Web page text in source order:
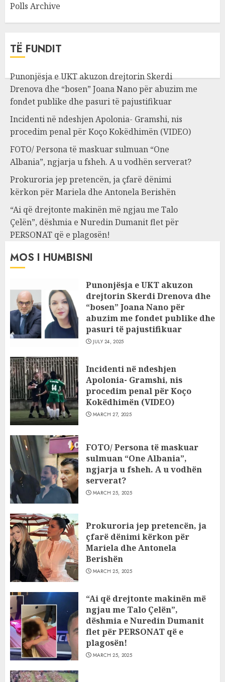
Polls Archive
TË FUNDIT
Punonjësja e UKT akuzon drejtorin Skerdi
Drenova dhe “bosen” Joana Nano për abuzim me
fondet publike dhe pasuri të pajustifikuar
Incidenti në ndeshjen Apolonia- Gramshi, nis
procedim penal për Koço Kokëdhimën (VIDEO)
FOTO/ Persona të maskuar sulmuan “One
Albania”, ngjarja u fsheh. A u vodhën serverat?
Prokuroria jep pretencën, ja çfarë dënimi
kërkon për Mariela dhe Antonela Berishën
“Ai që drejtonte makinën më ngjau me Talo
Çelën”, dëshmia e Nuredin Dumanit flet për
PERSONAT që e plagosën!
MOS I HUMBISNI
Punonjësja e UKT akuzon
drejtorin Skerdi Drenova dhe
“bosen” Joana Nano për
abuzim me fondet publike dhe
pasuri të pajustifikuar
JULY 24, 2025
Incidenti në ndeshjen
Apolonia- Gramshi, nis
procedim penal për Koço
Kokëdhimën (VIDEO)
MARCH 27, 2025
FOTO/ Persona të maskuar
sulmuan “One Albania”,
ngjarja u fsheh. A u vodhën
serverat?
MARCH 25, 2025
Prokuroria jep pretencën, ja
çfarë dënimi kërkon për
Mariela dhe Antonela
Berishën
MARCH 25, 2025
“Ai që drejtonte makinën më
ngjau me Talo Çelën”,
dëshmia e Nuredin Dumanit
flet për PERSONAT që e
plagosën!
MARCH 25, 2025